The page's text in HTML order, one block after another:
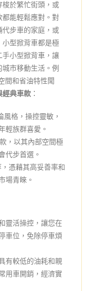
於繁忙街頭，或
都能輕鬆應對。對
步車的家庭，或
小型掀背車都是極
手小型掀背車，讓
市移動生活。例
間和省油特性聞
經典車款 ：
格，操控靈敏，
輕族群喜愛。
，以其內部空間極
代步首選。
憑藉其高妥善率和
場青睞。
靈活操控，讓您在
車位，免除停車煩
有較低的油耗和親
用車開銷，經濟實